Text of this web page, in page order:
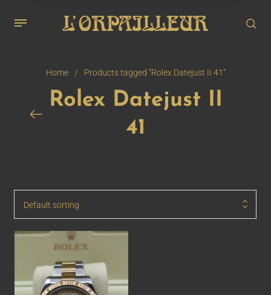
Home / Products tagged “Rolex Datejust II 41”
Rolex Datejust II
41
Default sorting